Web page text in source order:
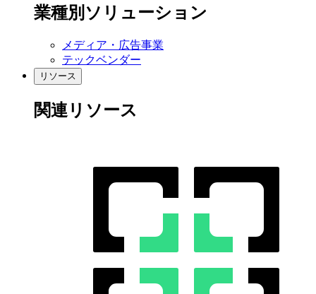
業種別ソリューション
メディア・広告事業
テックベンダー
リソース
関連リソース